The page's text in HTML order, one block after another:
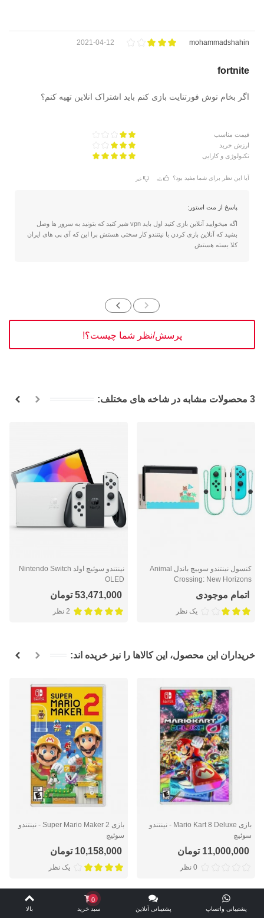
mohammadshahin
2021-04-12
fortnite
اگر بخام توش فورتنایت بازی کنم باید اشتراک انلاین تهیه کنم؟
قیمت مناسب
ارزش خرید
تکنولوژی و کارایی
آیا این نظر برای شما مفید بود؟ بله خیر
پاسخ از مت استور:
اگه میخوایید آنلاین بازی کنید اول باید vpn شیر کنید که بتونید به سرور ها وصل
بشید که آنلاین بازی کردن با نینتندو کار سختی هستش برا این که آی پی های ایران
کلا بسته هستش
پرسش/نظر شما چیست؟!
3 محصولات مشابه در شاخه های مختلف:
کنسول نینتندو سوییچ باندل Animal
Crossing: New Horizons
اتمام موجودی
یک نظر
نینتندو سوئيچ اولد Nintendo Switch
OLED
53,471,000 تومان
2 نظر
خریداران این محصول، این کالاها را نیز خریده اند:
بازی Mario Kart 8 Deluxe - نینتندو
سوئیچ
11,000,000 تومان
0 نظر
بازی Super Mario Maker 2 - نینتندو
سوئیچ
10,158,000 تومان
یک نظر
پشتیبانی واتساپ پشتیبانی آنلاین سبد خرید
0
بالا